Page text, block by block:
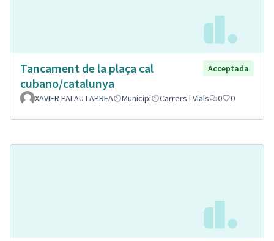
Tancament de la plaça cal
cubano/catalunya
Acceptada
XAVIER PALAU LAPREA Municipi Carrers i Vials 0 0